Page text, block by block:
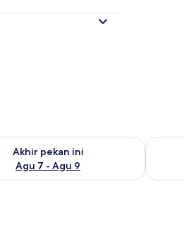
Akhir pekan ini
Agu 7 - Agu 9
untuk akhir pekan ini Agu